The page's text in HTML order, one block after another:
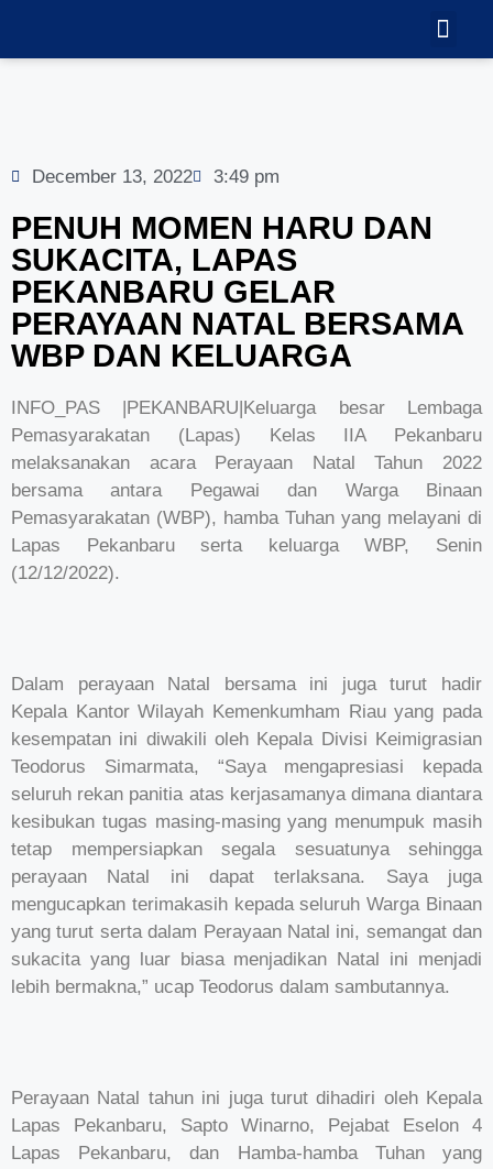
December 13, 2022 3:49 pm
PENUH MOMEN HARU DAN
SUKACITA, LAPAS
PEKANBARU GELAR
PERAYAAN NATAL BERSAMA
WBP DAN KELUARGA
INFO_PAS |PEKANBARU|Keluarga besar Lembaga
Pemasyarakatan (Lapas) Kelas IIA Pekanbaru
melaksanakan acara Perayaan Natal Tahun 2022
bersama antara Pegawai dan Warga Binaan
Pemasyarakatan (WBP), hamba Tuhan yang melayani di
Lapas Pekanbaru serta keluarga WBP, Senin
(12/12/2022).
Dalam perayaan Natal bersama ini juga turut hadir
Kepala Kantor Wilayah Kemenkumham Riau yang pada
kesempatan ini diwakili oleh Kepala Divisi Keimigrasian
Teodorus Simarmata, “Saya mengapresiasi kepada
seluruh rekan panitia atas kerjasamanya dimana diantara
kesibukan tugas masing-masing yang menumpuk masih
tetap mempersiapkan segala sesuatunya sehingga
perayaan Natal ini dapat terlaksana. Saya juga
mengucapkan terimakasih kepada seluruh Warga Binaan
yang turut serta dalam Perayaan Natal ini, semangat dan
sukacita yang luar biasa menjadikan Natal ini menjadi
lebih bermakna,” ucap Teodorus dalam sambutannya.
Perayaan Natal tahun ini juga turut dihadiri oleh Kepala
Lapas Pekanbaru, Sapto Winarno, Pejabat Eselon 4
Lapas Pekanbaru, dan Hamba-hamba Tuhan yang